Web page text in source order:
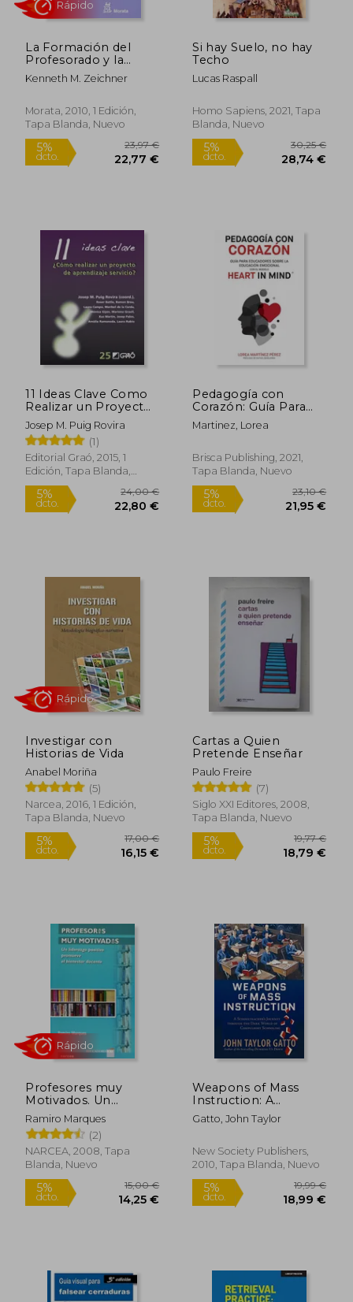
5%
dcto. 17,10 €
5%
dcto.
La Formación del
Profesorado y la
Lucha por la Justicia
Social
Kenneth M. Zeichner
Morata, 2010, 1 Edición,
Tapa Blanda, Nuevo
22,77 €
Rápido
Si hay Suelo, no hay
Techo
Lucas Raspall
Homo Sapiens, 2021, Tapa
Blanda, Nuevo
11 Ideas Clave Como
Realizar un Proyecto
de Aprendizaje
Servicio
Josep M. Puig Rovira
(1)
Editorial Graó, 2015, 1
Edición, Tapa Blanda,
Nuevo
5%
dcto. 22,80 €
Pedagogía con
Corazón: Guía Para
Educadores Sobre la
Educación Emocional
in Mind
Martinez, Lorea
Brisca Publishing, 2021,
Tapa Blanda, Nuevo
5%
dcto.
Investigar con
Historias de Vida
Anabel Moriña
(5)
Narcea, 2016, 1 Edición,
Tapa Blanda, Nuevo
Cartas a Quien
Pretende Enseñar
Paulo Freire
(7)
Siglo XXI Editores, 2008,
Tapa Blanda, Nuevo
Profesores muy
Motivados. Un
Liderazgo Positivo
Promueve el
Bienestar Docente
Ramiro Marques
(2)
NARCEA, 2008, Tapa
Blanda, Nuevo
Weapons of Mass
Instruction: A
Schoolteacher's
Journey Through the
Compulsory
Schooling (en Inglés)
Gatto, John Taylor
New Society Publishers,
2010, Tapa Blanda, Nuevo